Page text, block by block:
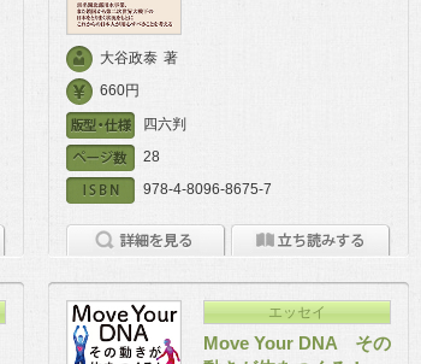
大谷政泰 著
660円
四六判
28
978-4-8096-8675-7
エッセイ
Move Your DNA その